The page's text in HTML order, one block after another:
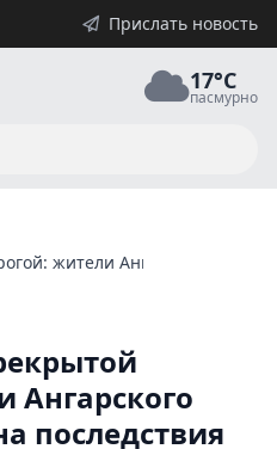
Прислать новость
17°C
пасмурно
жители Ангарского
Ангарского
последствия